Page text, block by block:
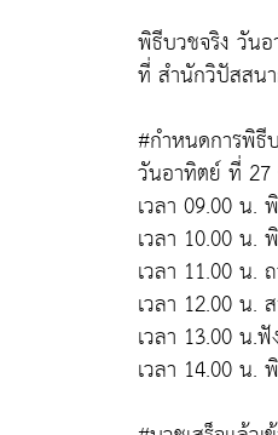
พิธีบวชจริง วัน
ที่ สำนักวิปัสสน
#กำหนดการพิธี
วันอาทิตย์ ที่ 27
เวลา 09.00 น.
เวลา 10.00 น.
เวลา 11.00 น.
เวลา 12.00 น.
เวลา 13.00 น.
เวลา 14.00 น.